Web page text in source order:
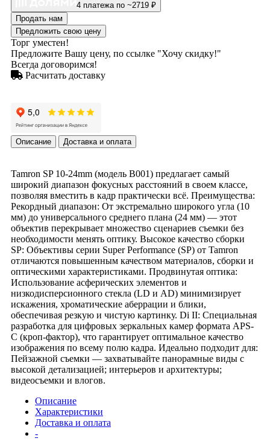
4 платежа по ~2719 ₽
Продать нам
Предложить свою цену
Торг уместен!
Предложите Вашу цену, по ссылке "Хочу скидку!"
Всегда договоримся!
Расчитать доставку
Описание Доставка и оплата
Tamron SP 10-24mm (модель B001) предлагает самый
широкий диапазон фокусных расстояний в своем классе,
позволяя вместить в кадр практически всё. Преимущества:
Рекордный диапазон: От экстремально широкого угла (10
мм) до универсального среднего плана (24 мм) — этот
объектив перекрывает множество сценариев съемки без
необходимости менять оптику. Высокое качество сборки
SP: Объективы серии Super Performance (SP) от Tamron
отличаются повышенным качеством материалов, сборки и
оптическими характеристиками. Продвинутая оптика:
Использование асферических элементов и
низкодисперсионного стекла (LD и AD) минимизирует
искажения, хроматические аберрации и блики,
обеспечивая резкую и чистую картинку. Di II: Специальная
разработка для цифровых зеркальных камер формата APS-
C (кроп-фактор), что гарантирует оптимальное качество
изображения по всему полю кадра. Идеально подходит для:
Пейзажной съемки — захватывайте панорамные виды с
высокой детализацией; интерьеров и архитектуры;
видеосъемки и влогов.
Описание
Характеристики
Доставка и оплата
-